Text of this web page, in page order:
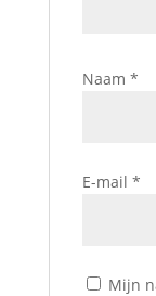
Naam *
E-mail *
Mijn